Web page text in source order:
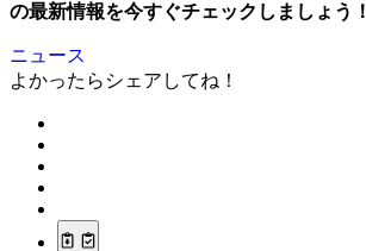
の最新情報を今すぐチェックしましょう！
ニュース
よかったらシェアしてね！